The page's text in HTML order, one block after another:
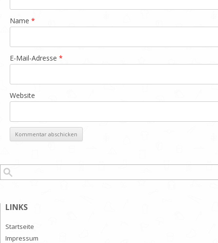
Name *
E-Mail-Adresse *
Website
Suchen nach:
LINKS
Startseite
Impressum